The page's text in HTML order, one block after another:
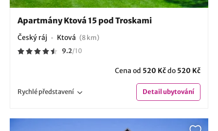
Apartmány Ktová 15 pod Troskami
Český ráj Ktová (8 km)
9.2/10
Cena od 520 Kčdo 520 Kč
Rychlépředstavení Detailubytování